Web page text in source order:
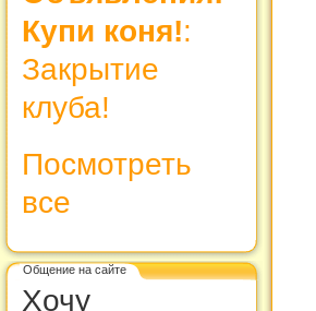
Купи коня!:
Закрытие
клуба!
Посмотреть
все
Общение на сайте
Хочу